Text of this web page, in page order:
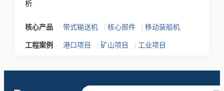
析
核心产品 带式输送机 | 核心部件 | 移动装船机
工程案例 港口项目 | 矿山项目 | 工业项目